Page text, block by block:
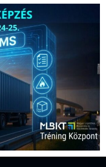
szeretne érdeklődni,
érdekében